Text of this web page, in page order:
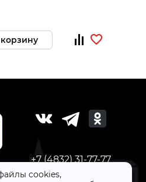
cookies,
+7 (4832) 31-77-77